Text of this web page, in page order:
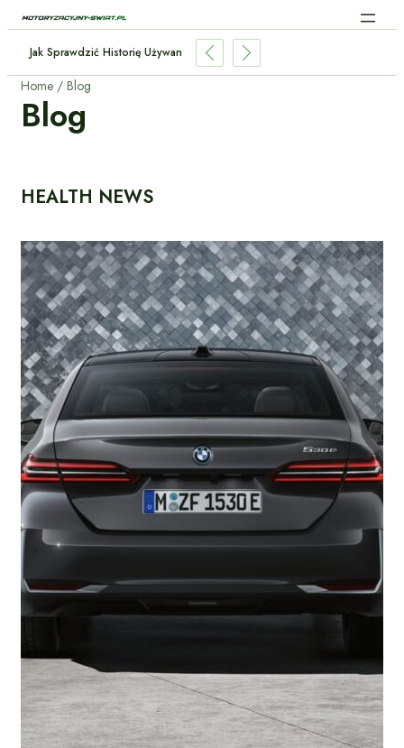
Inteligencja W Samochodach: Jak AI Zmienia Jazdę?
Home Blog
Blog
HEALTH NEWS